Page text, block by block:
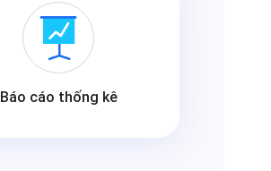
Báo cáo thống kê